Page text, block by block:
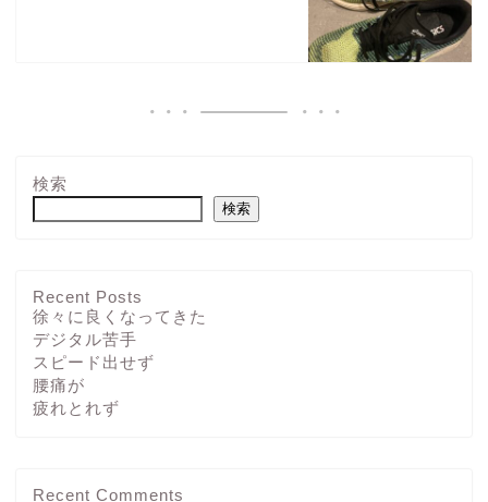
検索
検索
Recent Posts
徐々に良くなってきた
デジタル苦手
スピード出せず
腰痛が
疲れとれず
Recent Comments